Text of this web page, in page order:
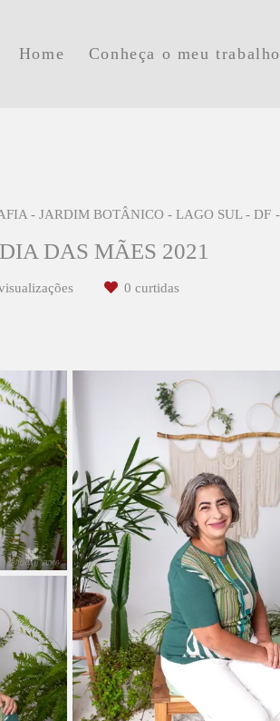
Home Conheça o meu trabalho
- JARDIM BOTÂNICO - LAGO SUL - DF
DAS MÃES 2021
0 curtidas